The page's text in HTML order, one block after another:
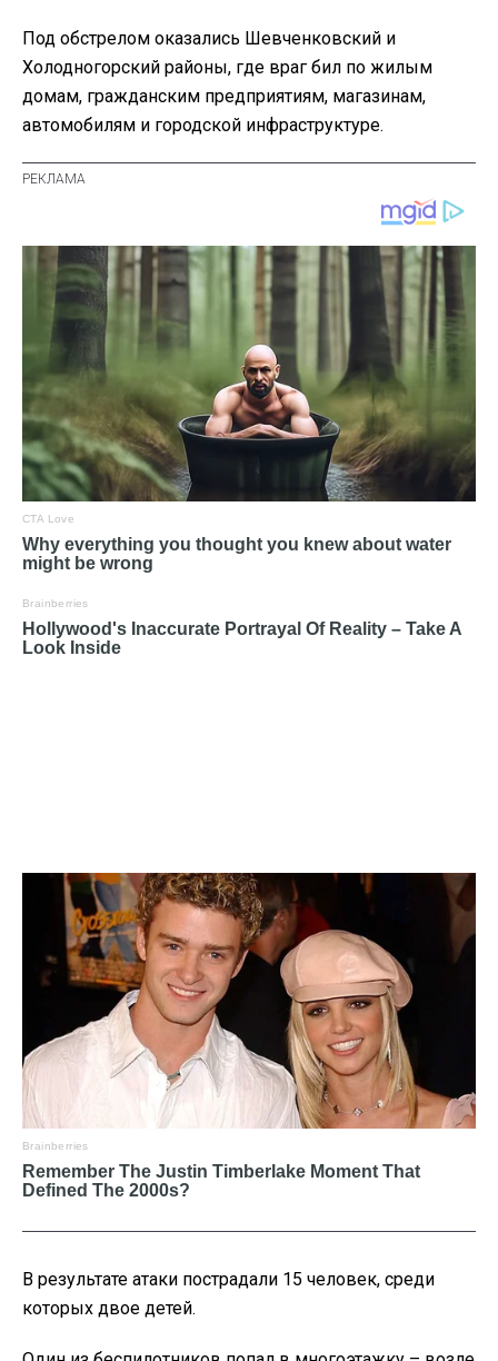
Под обстрелом оказались Шевченковский и
Холодногорский районы, где враг бил по жилым
домам, гражданским предприятиям, магазинам,
автомобилям и городской инфраструктуре.
В результате атаки пострадали 15 человек, среди
которых двое детей.